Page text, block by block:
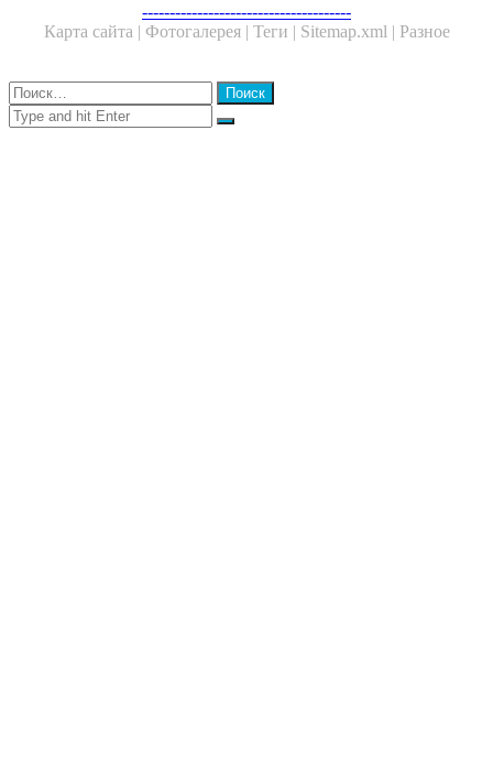
--------------------------------------
Карта сайта | Фотогалерея | Теги | Sitemap.xml | Разное
Close
Найти:
Close
Search